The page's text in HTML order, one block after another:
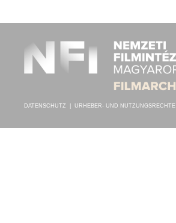
DATENSCHUTZ URHEBER- UND NUTZUNGSRECHTE